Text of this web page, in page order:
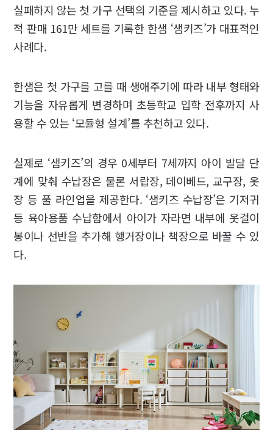
실패하지 않는 첫 가구 선택의 기준을 제시하고 있다. 누
적 판매 161만 세트를 기록한 한샘 ‘샘키즈’가 대표적인
사례다.
한샘은 첫 가구를 고를 때 생애주기에 따라 내부 형태와
기능을 자유롭게 변경하며 초등학교 입학 전후까지 사
용할 수 있는 ‘모듈형 설계’를 추천하고 있다.
실제로 ‘샘키즈’의 경우 0세부터 7세까지 아이 발달 단
계에 맞춰 수납장은 물론 서랍장, 데이베드, 교구장, 옷
장 등 풀 라인업을 제공한다. ‘샘키즈 수납장’은 기저귀
등 육아용품 수납함에서 아이가 자라면 내부에 옷걸이
봉이나 선반을 추가해 행거장이나 책장으로 바꿀 수 있
다.